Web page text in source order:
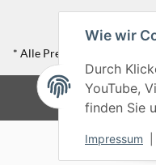
Wie wir
Durch
YouTube,
finden Sie
Impressum
* Alle Preise inkl.